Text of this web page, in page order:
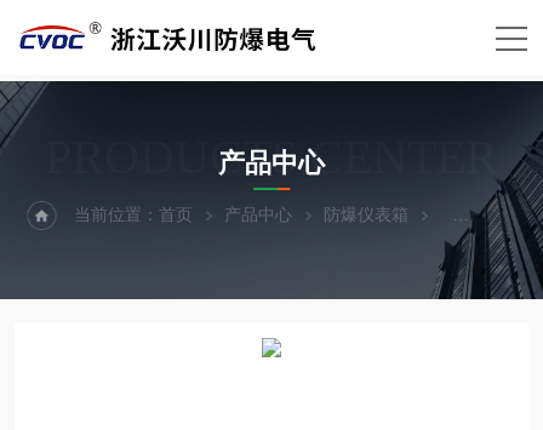
PRODUCTS CENTER
产品中心
当前位置：首页 产品中心 防爆仪表箱 防爆防腐仪